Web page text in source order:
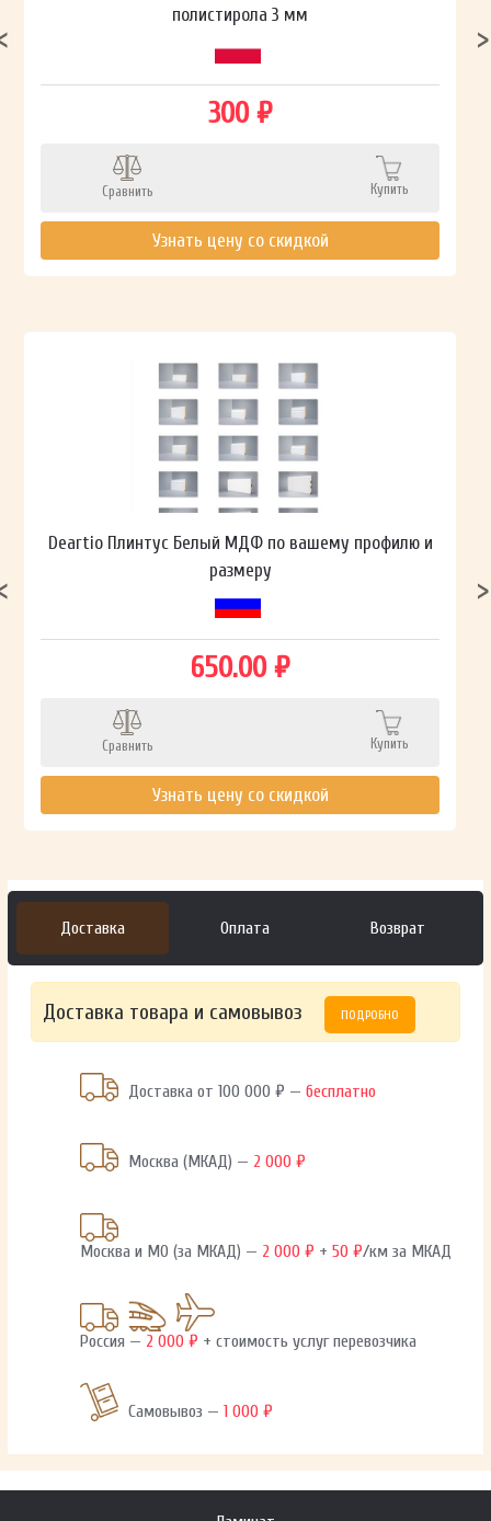
полистирола 3 мм
300 ₽
Сравнить Купить
Узнать цену со скидкой
Deartio Плинтус Белый МДФ по вашему профилю и
размеру
650.00 ₽
Сравнить Купить
Узнать цену со скидкой
Доставка Оплата Возврат
Доставка товара и самовывоз ПОДРОБНО
Доставка от 100 000 ₽ —бесплатно
Москва (МКАД) — 2 000 ₽
Москва и МО (за МКАД) — 2 000 ₽ +50 ₽/км за МКАД
Россия — 2 000 ₽ + стоимость услуг перевозчика
Самовывоз —1 000 ₽